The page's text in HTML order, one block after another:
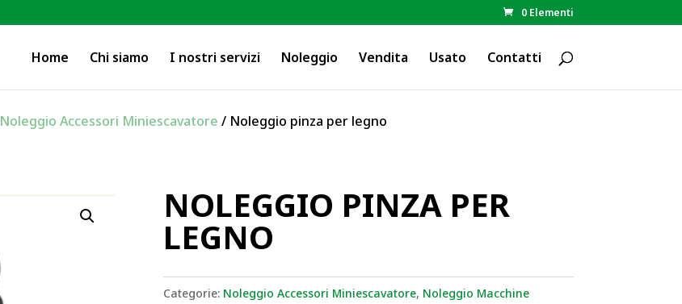
0 Elementi
Home Chi siamo I nostri servizi Noleggio Vendita Usato Contatti
Noleggio Accessori Miniescavatore / Noleggio pinza per legno
NOLEGGIO PINZA PER
LEGNO
Categorie: Noleggio Accessori Miniescavatore, Noleggio Macchine